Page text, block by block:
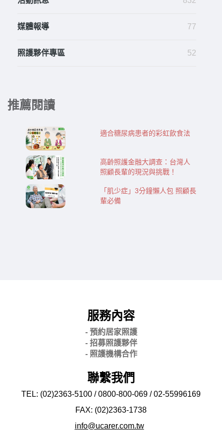
媒體報導 77
照護夥伴專區 52
推薦閱讀
適合糖尿病患者的彩虹飲食法
高齡照護金融大調查：台灣人
照顧長輩的現況與挑戰！
「肌少症」3分鐘懶人包 照顧長
輩必備
服務內容
- 預約居家照護
- 招募照護夥伴
- 照護機構合作
聯繫我們
TEL: (02)2363-5100 / 0800-800-069 / 02-55996169
FAX: (02)2363-1738
info@ucarer.com.tw